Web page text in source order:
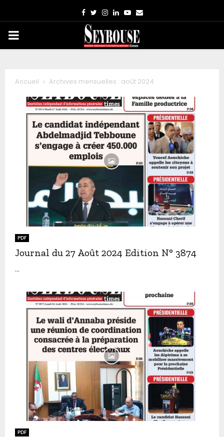
Facebook
TwitterInstagram
LinkedinYoutube
Email
PRIMARY
Accueil Archives mensuelles : août 2024
PDF
Journal du 27 Août 2024 Edition N° 3874
...
PDF